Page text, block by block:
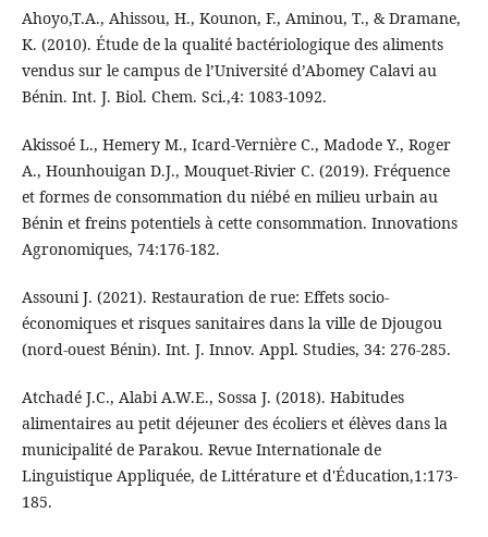
Ahoyo,T.A., Ahissou, H., Kounon, F., Aminou, T., & Dramane,
K. (2010). Étude de la qualité bactériologique des aliments
vendus sur le campus de l’Université d’Abomey Calavi au
Bénin. Int. J. Biol. Chem. Sci.,4: 1083‑1092.
Akissoé L., Hemery M., Icard-Vernière C., Madode Y., Roger
A., Hounhouigan D.J., Mouquet-Rivier C. (2019). Fréquence
et formes de consommation du niébé en milieu urbain au
Bénin et freins potentiels à cette consommation. Innovations
Agronomiques, 74:176‑182.
Assouni J. (2021). Restauration de rue: Effets socio-
économiques et risques sanitaires dans la ville de Djougou
(nord-ouest Bénin). Int. J. Innov. Appl. Studies, 34: 276‑285.
Atchadé J.C., Alabi A.W.E., Sossa J. (2018). Habitudes
alimentaires au petit déjeuner des écoliers et élèves dans la
municipalité de Parakou. Revue Internationale de
Linguistique Appliquée, de Littérature et d'Éducation,1:173-
185.